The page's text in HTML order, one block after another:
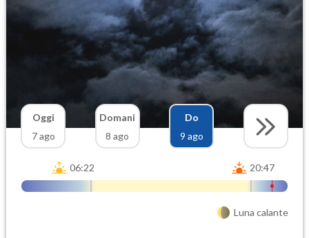
Oggi
7 ago
Domani
8 ago
Do
9 ago
06:22 20:47
Luna calante